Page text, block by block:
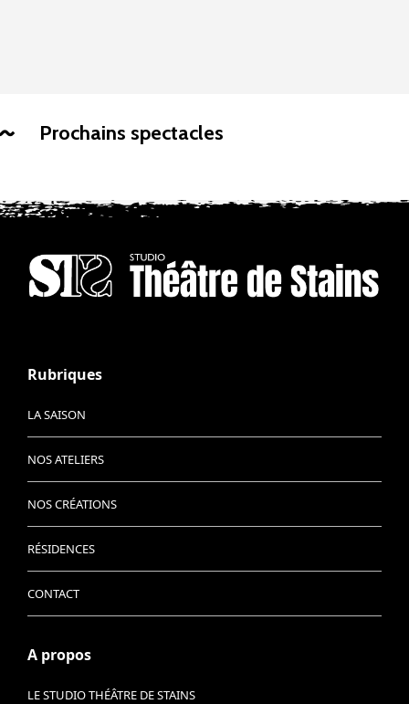
Prochains spectacles
Rubriques
LA SAISON
NOS ATELIERS
NOS CRÉATIONS
RÉSIDENCES
CONTACT
A propos
LE STUDIO THÉÂTRE DE STAINS